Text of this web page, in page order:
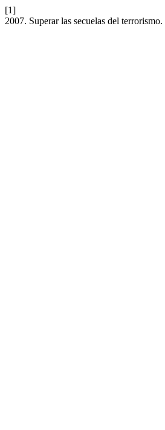
[1]
2007. Superar las secuelas del terrorismo.